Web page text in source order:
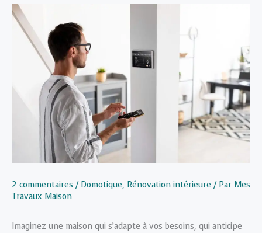
2 commentaires / Domotique, Rénovation intérieure / Par Mes
Travaux Maison
Imaginez une maison qui s’adapte à vos besoins, qui anticipe